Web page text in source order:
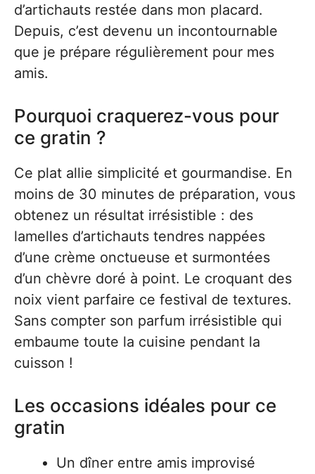
d’artichauts restée dans mon placard.
Depuis, c’est devenu un incontournable
que je prépare régulièrement pour mes
amis.
Pourquoi craquerez-vous pour
ce gratin ?
Ce plat allie simplicité et gourmandise. En
moins de 30 minutes de préparation, vous
obtenez un résultat irrésistible : des
lamelles d’artichauts tendres nappées
d’une crème onctueuse et surmontées
d’un chèvre doré à point. Le croquant des
noix vient parfaire ce festival de textures.
Sans compter son parfum irrésistible qui
embaume toute la cuisine pendant la
cuisson !
Les occasions idéales pour ce
gratin
Un dîner entre amis improvisé